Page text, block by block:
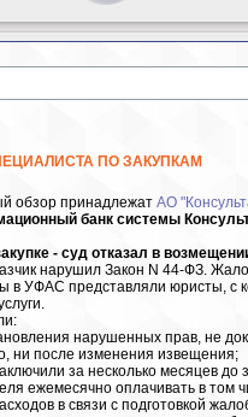
ПО ЗАКУПКАМ
обзор принадлежат АО
банк системы
- суд отказал в
нарушил Закон N 44-ФЗ.
в УФАС представляли юристы, с
нарушенных прав, не
ни после изменения извещения;
за несколько месяцев
ежемесячно оплачивать в том
в связи с подготовкой